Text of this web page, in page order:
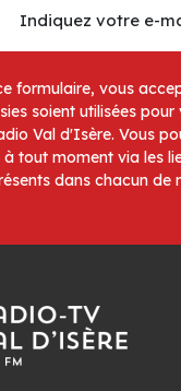
formulaire, vous
soient utilisées
Val d'Isère. Vous
à tout moment via les
dans chacun de